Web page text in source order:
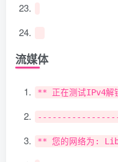
流媒体
** 正在测试IPv4解
** 您的网络为: